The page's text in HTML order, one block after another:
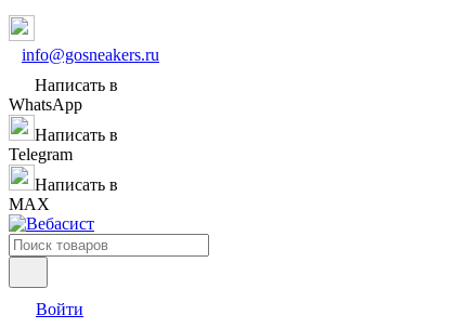
info@gosneakers.ru
Написать в
WhatsApp
Написать в
Telegram
Написать в
MAX
Войти